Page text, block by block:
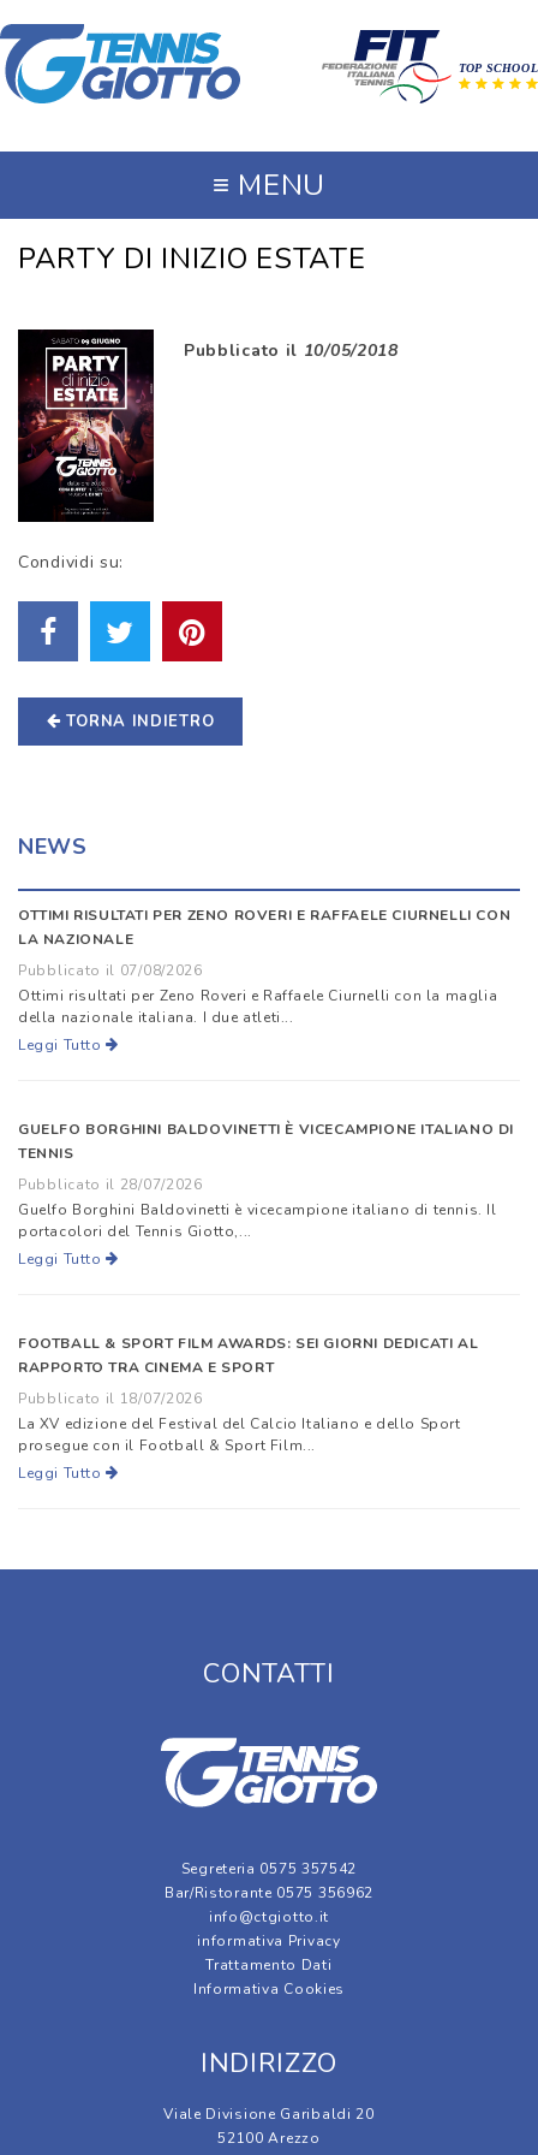
≡ MENU
PARTY DI INIZIO ESTATE
Pubblicato il 10/05/2018
Condividi su:
TORNA INDIETRO
NEWS
OTTIMI RISULTATI PER ZENO ROVERI E RAFFAELE CIURNELLI CON
LA NAZIONALE
Pubblicato il 07/08/2026
Ottimi risultati per Zeno Roveri e Raffaele Ciurnelli con la maglia
della nazionale italiana. I due atleti...
Leggi Tutto
GUELFO BORGHINI BALDOVINETTI È VICECAMPIONE ITALIANO DI
TENNIS
Pubblicato il 28/07/2026
Guelfo Borghini Baldovinetti è vicecampione italiano di tennis. Il
portacolori del Tennis Giotto,...
Leggi Tutto
FOOTBALL & SPORT FILM AWARDS: SEI GIORNI DEDICATI AL
RAPPORTO TRA CINEMA E SPORT
Pubblicato il 18/07/2026
La XV edizione del Festival del Calcio Italiano e dello Sport
prosegue con il Football & Sport Film...
Leggi Tutto
CONTATTI
Segreteria 0575 357542
Bar/Ristorante 0575 356962
info@ctgiotto.it
informativa Privacy
Trattamento Dati
Informativa Cookies
INDIRIZZO
Viale Divisione Garibaldi 20
52100 Arezzo